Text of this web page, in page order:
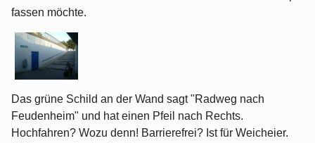
fassen möchte.
Das grüne Schild an der Wand sagt "Radweg nach
Feudenheim" und hat einen Pfeil nach Rechts.
Hochfahren? Wozu denn! Barrierefrei? Ist für Weicheier.